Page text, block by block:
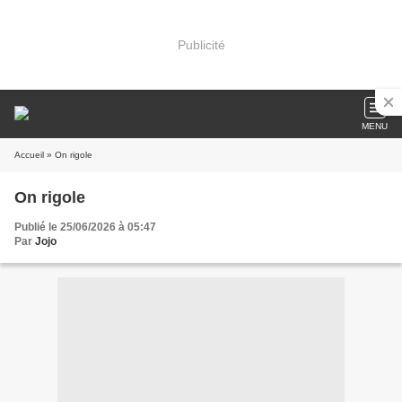
Publicité
MENU
Accueil » On rigole
On rigole
Publié le 25/06/2026 à 05:47
Par Jojo